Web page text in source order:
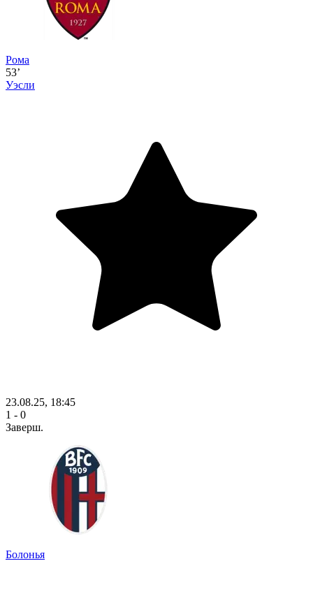
Рома
53’
Уэсли
23.08.25, 18:45
1 - 0
Заверш.
Болонья